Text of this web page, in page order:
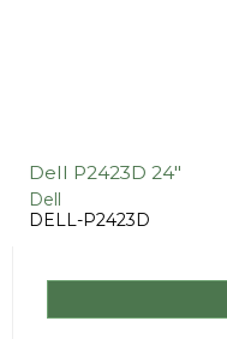
Dell P2423D 24"
Dell
DELL-P2423D